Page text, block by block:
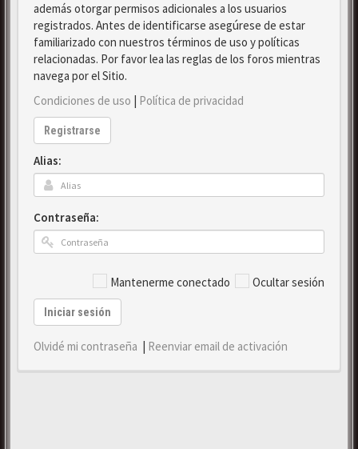
además otorgar permisos adicionales a los usuarios
registrados. Antes de identificarse asegúrese de estar
familiarizado con nuestros términos de uso y políticas
relacionadas. Por favor lea las reglas de los foros mientras
navega por el Sitio.
Condiciones de uso | Política de privacidad
Registrarse
Alias:
Contraseña:
Mantenerme conectado Ocultar sesión
Iniciar sesión
Olvidé mi contraseña | Reenviar email de activación